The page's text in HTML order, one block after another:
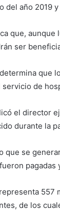
del año 2019
que, aunque
ser
que
de
el director
durante la
que se
pagadas
557
de los